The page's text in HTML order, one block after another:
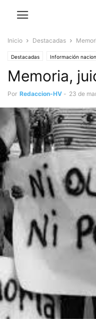
Inicio Destacadas
Destacadas Información
Memoria,
Por Redaccion-HV - 23 de